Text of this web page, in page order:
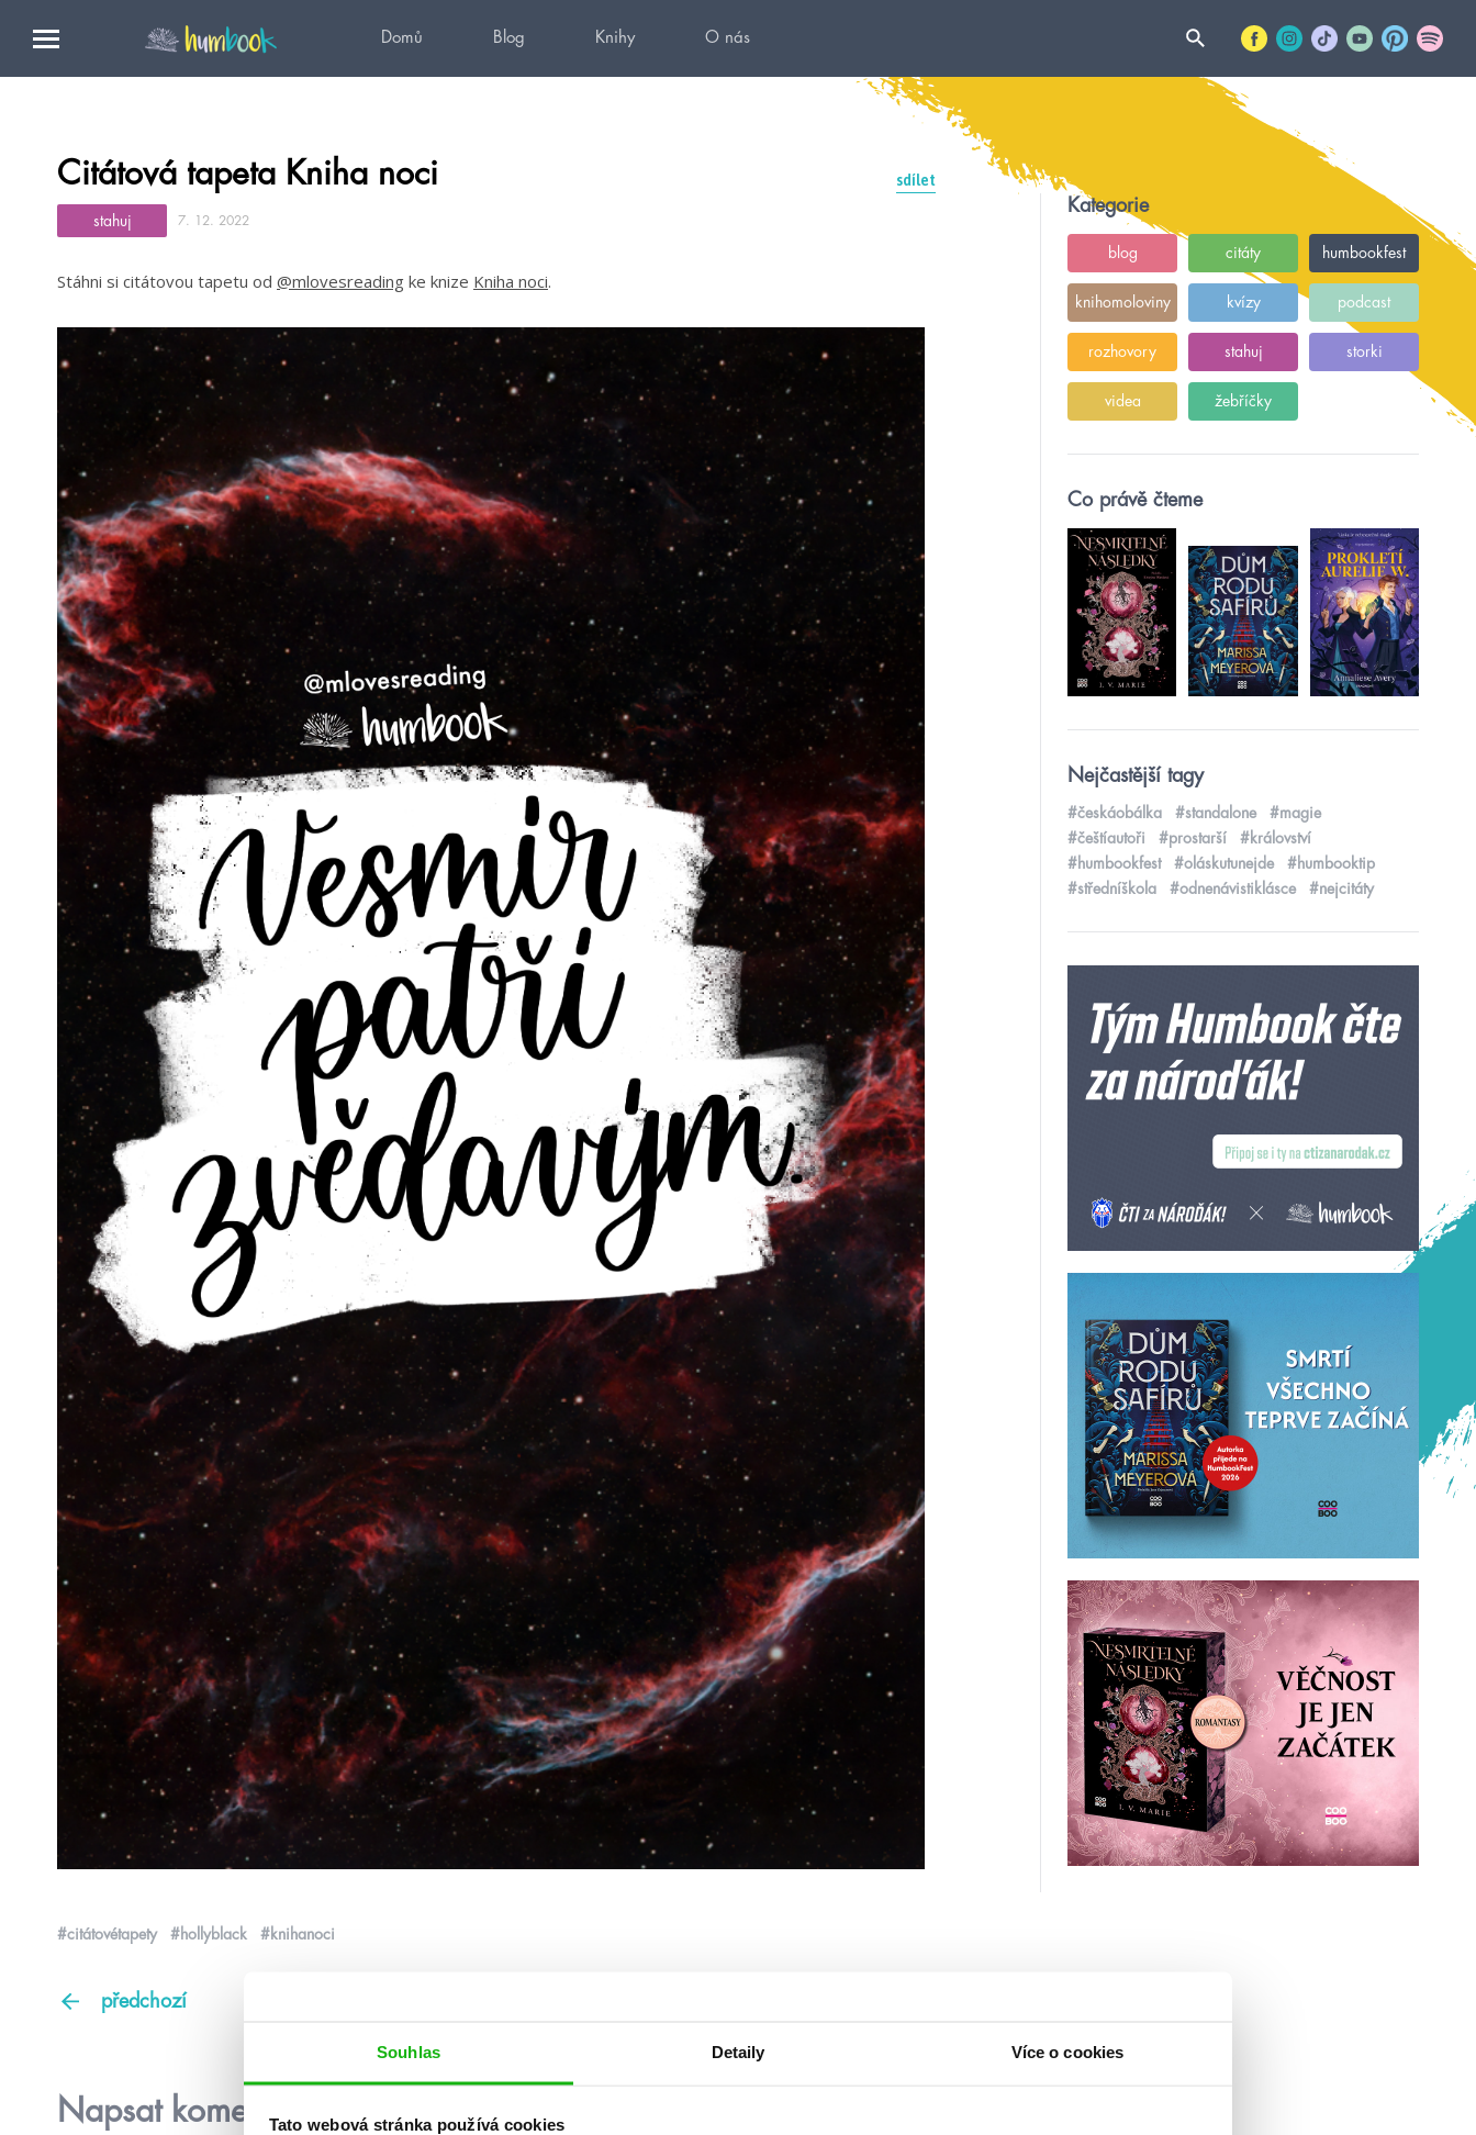
Souhlas Detaily Více o cookies
Tato webová stránka používá cookies
Domů Blog Knihy O nás
Citátová tapeta Kniha noci sdílet
stahuj 7. 12. 2022
Stáhni si citátovou tapetu od @mlovesreading ke knize Kniha noci.
#citátovétapety #hollyblack #knihanoci
předchozí
Napsat komentář
Kategorie
blog citáty humbookfest
knihomoloviny kvízy podcast
rozhovory stahuj storki
videa žebříčky
Co právě čteme
Nejčastější tagy
#českáobálka #standalone
#magie
#češtíautoři
#prostarší
#království
#humbookfest
#oláskutunejde
#humbooktip
#středníškola
#odnenávistiklásce #nejcitáty